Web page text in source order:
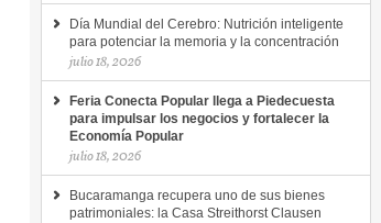
Día Mundial del Cerebro: Nutrición inteligente
para potenciar la memoria y la concentración
julio 18, 2026
Feria Conecta Popular llega a Piedecuesta
para impulsar los negocios y fortalecer la
Economía Popular
julio 18, 2026
Bucaramanga recupera uno de sus bienes
patrimoniales: la Casa Streithorst Clausen